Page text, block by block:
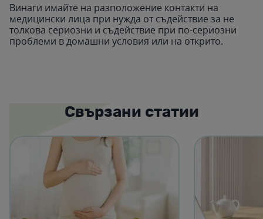
Винаги имайте на разположение контакти на
медицински лица при нужда от съдействие за не
толкова сериозни и съдействие при по-сериозни
проблеми в домашни условия или на открито.
Свързани статии